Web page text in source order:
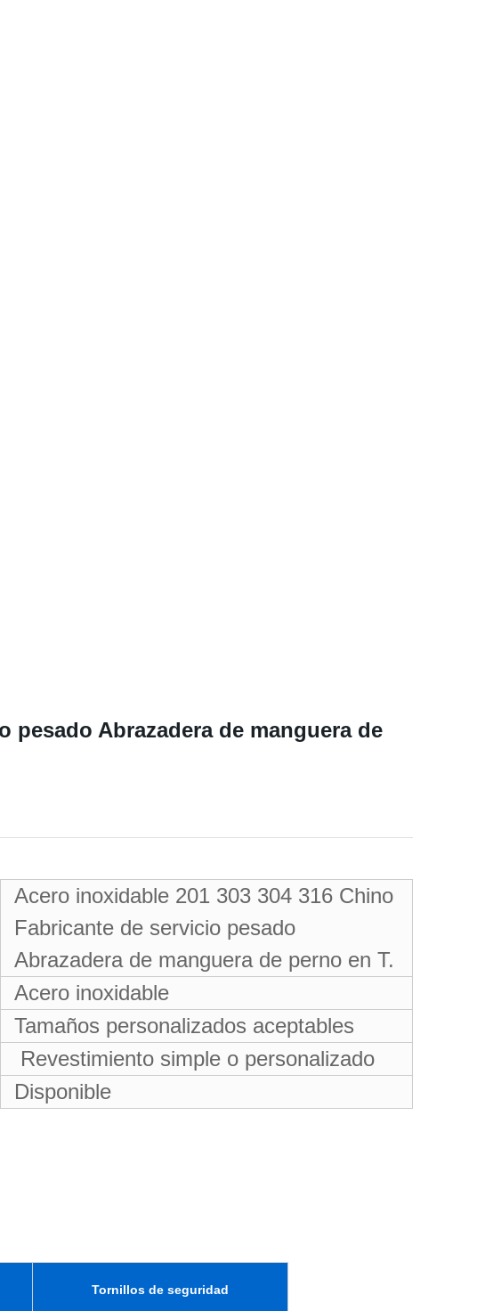
pesado Abrazadera de manguera de
Acero inoxidable 201 303 304 316 Chino
Fabricante de servicio pesado
Abrazadera de manguera de perno en T.
Acero inoxidable
Tamaños personalizados aceptables
Revestimiento simple o personalizado
Disponible
Tornillos de seguridad